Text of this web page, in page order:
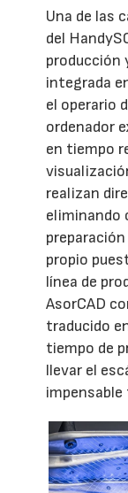
Una de las
del
producción
integrada
el operario
ordenador
en tiempo
realizan
eliminando
propio
línea de
AsorCAD
traducido
tiempo de
llevar el